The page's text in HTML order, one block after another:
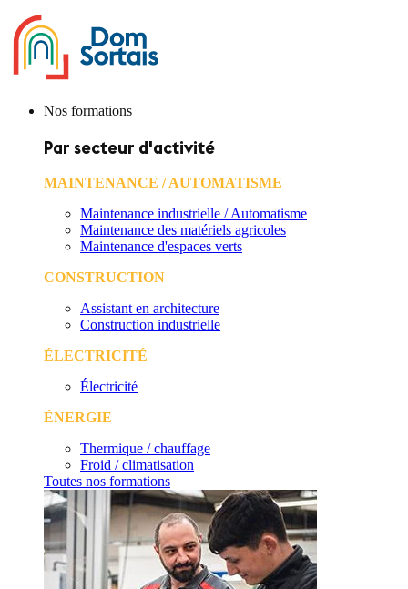
Nos formations
Par secteur d'activité
MAINTENANCE / AUTOMATISME
Maintenance industrielle / Automatisme
Maintenance des matériels agricoles
Maintenance d'espaces verts
CONSTRUCTION
Assistant en architecture
Construction industrielle
ÉLECTRICITÉ
Électricité
ÉNERGIE
Thermique / chauffage
Froid / climatisation
Toutes nos formations